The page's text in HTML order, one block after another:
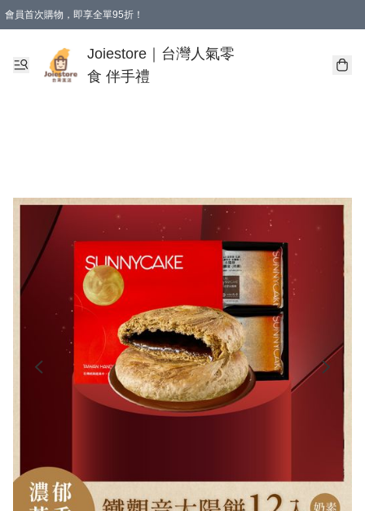
會員首次購物，即享全單95折！
購物滿 HKD 350.00即享免運費優惠！（適用於 本地送貨、本地取貨 )
Joiestore｜台灣人氣零
食 伴手禮